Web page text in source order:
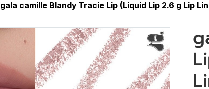
gala camille Blandy Tracie Lip (Liquid Lip 2.6 g Lip